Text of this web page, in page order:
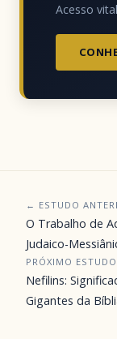
Acesso
← ESTUDO
O Trabalho de
Judaico-
PRÓXIMO
Nefilins:
Gigantes da